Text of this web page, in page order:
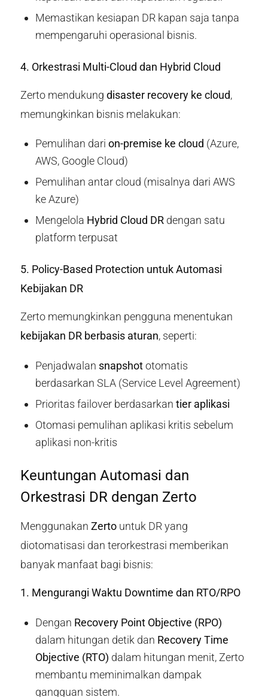
Memastikan kesiapan DR kapan saja tanpa
mempengaruhi operasional bisnis.
4. Orkestrasi Multi-Cloud dan Hybrid Cloud
Zerto mendukung disaster recovery ke cloud,
memungkinkan bisnis melakukan:
Pemulihan dari on-premise ke cloud (Azure,
AWS, Google Cloud)
Pemulihan antar cloud (misalnya dari AWS
ke Azure)
Mengelola Hybrid Cloud DRdengan satu
platform terpusat
5. Policy-Based Protection untuk Automasi
Kebijakan DR
Zerto memungkinkan pengguna menentukan
kebijakan DR berbasis aturan, seperti:
Penjadwalan snapshototomatis
berdasarkan SLA (Service Level Agreement)
Prioritas failover berdasarkan tier aplikasi
Otomasi pemulihan aplikasi kritis sebelum
aplikasi non-kritis
Keuntungan Automasi dan
Orkestrasi DR dengan Zerto
Menggunakan Zertountuk DR yang
diotomatisasi dan terorkestrasi memberikan
banyak manfaat bagi bisnis:
1. Mengurangi Waktu Downtime dan RTO/RPO
Dengan Recovery Point Objective (RPO)
dalam hitungan detik dan Recovery Time
Objective (RTO) dalam hitungan menit, Zerto
membantu meminimalkan dampak
gangguan sistem.